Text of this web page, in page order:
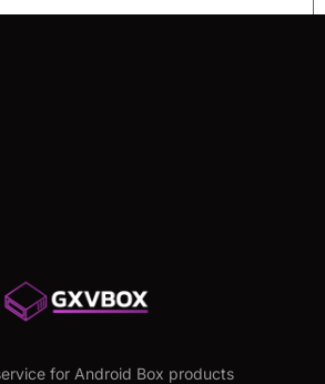
for Android Box products